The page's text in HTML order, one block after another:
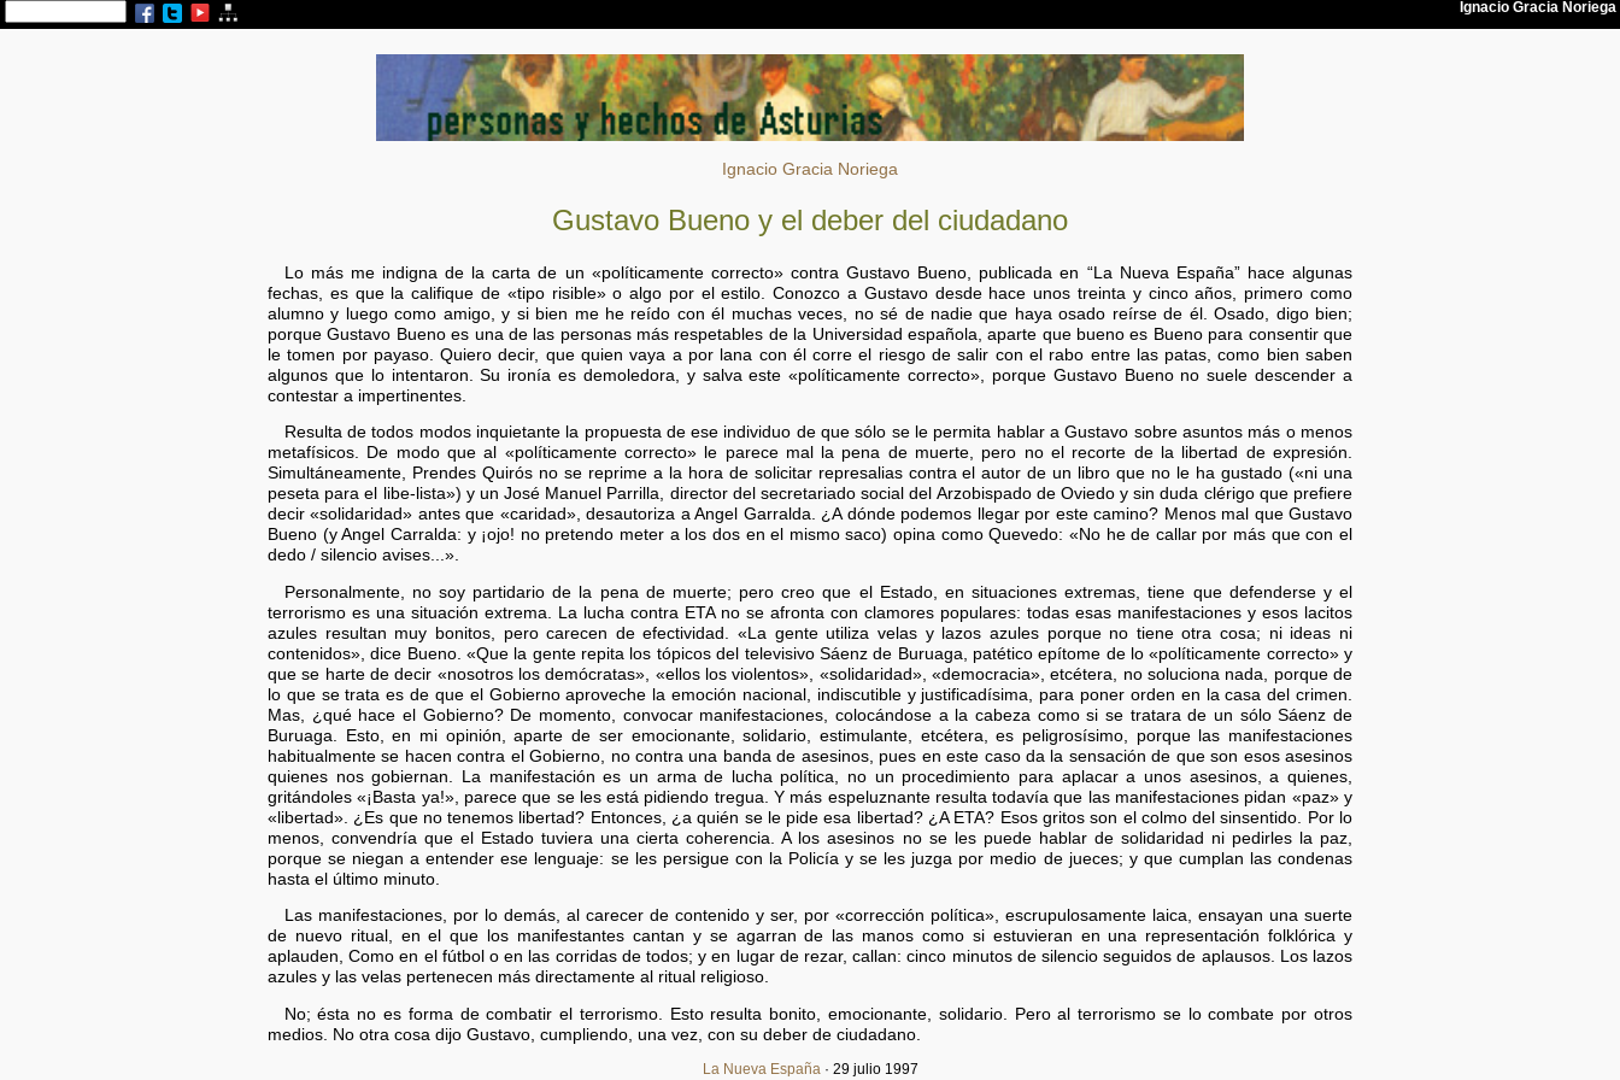
Ignacio Gracia Noriega
Gustavo Bueno y el deber del ciudadano
Lo más me indigna de la carta de un «políticamente correcto» contra Gustavo Bueno, publicada en “La Nueva España” hace algunas
fechas, es que la califique de «tipo risible» o algo por el estilo. Conozco a Gustavo desde hace unos treinta y cinco años, primero como
alumno y luego como amigo, y si bien me he reído con él muchas veces, no sé de nadie que haya osado reírse de él. Osado, digo bien;
porque Gustavo Bueno es una de las personas más respetables de la Universidad española, aparte que bueno es Bueno para consentir que
le tomen por payaso. Quiero decir, que quien vaya a por lana con él corre el riesgo de salir con el rabo entre las patas, como bien saben
algunos que lo intentaron. Su ironía es demoledora, y salva este «políticamente correcto», porque Gustavo Bueno no suele descender a
contestar a impertinentes.
Resulta de todos modos inquietante la propuesta de ese individuo de que sólo se le permita hablar a Gustavo sobre asuntos más o menos
metafísicos. De modo que al «políticamente correcto» le parece mal la pena de muerte, pero no el recorte de la libertad de expresión.
Simultáneamente, Prendes Quirós no se reprime a la hora de solicitar represalias contra el autor de un libro que no le ha gustado («ni una
peseta para el libe-lista») y un José Manuel Parrilla, director del secretariado social del Arzobispado de Oviedo y sin duda clérigo que prefiere
decir «solidaridad» antes que «caridad», desautoriza a Angel Garralda. ¿A dónde podemos llegar por este camino? Menos mal que Gustavo
Bueno (y Angel Carralda: y ¡ojo! no pretendo meter a los dos en el mismo saco) opina como Quevedo: «No he de callar por más que con el
dedo / silencio avises...».
Personalmente, no soy partidario de la pena de muerte; pero creo que el Estado, en situaciones extremas, tiene que defenderse y el
terrorismo es una situación extrema. La lucha contra ETA no se afronta con clamores populares: todas esas manifestaciones y esos lacitos
azules resultan muy bonitos, pero carecen de efectividad. «La gente utiliza velas y lazos azules porque no tiene otra cosa; ni ideas ni
contenidos», dice Bueno. «Que la gente repita los tópicos del televisivo Sáenz de Buruaga, patético epítome de lo «políticamente correcto» y
que se harte de decir «nosotros los demócratas», «ellos los violentos», «solidaridad», «democracia», etcétera, no soluciona nada, porque de
lo que se trata es de que el Gobierno aproveche la emoción nacional, indiscutible y justificadísima, para poner orden en la casa del crimen.
Mas, ¿qué hace el Gobierno? De momento, convocar manifestaciones, colocándose a la cabeza como si se tratara de un sólo Sáenz de
Buruaga. Esto, en mi opinión, aparte de ser emocionante, solidario, estimulante, etcétera, es peligrosísimo, porque las manifestaciones
habitualmente se hacen contra el Gobierno, no contra una banda de asesinos, pues en este caso da la sensación de que son esos asesinos
quienes nos gobiernan. La manifestación es un arma de lucha política, no un procedimiento para aplacar a unos asesinos, a quienes,
gritándoles «¡Basta ya!», parece que se les está pidiendo tregua. Y más espeluznante resulta todavía que las manifestaciones pidan «paz» y
«libertad». ¿Es que no tenemos libertad? Entonces, ¿a quién se le pide esa libertad? ¿A ETA? Esos gritos son el colmo del sinsentido. Por lo
menos, convendría que el Estado tuviera una cierta coherencia. A los asesinos no se les puede hablar de solidaridad ni pedirles la paz,
porque se niegan a entender ese lenguaje: se les persigue con la Policía y se les juzga por medio de jueces; y que cumplan las condenas
hasta el último minuto.
Las manifestaciones, por lo demás, al carecer de contenido y ser, por «corrección política», escrupulosamente laica, ensayan una suerte
de nuevo ritual, en el que los manifestantes cantan y se agarran de las manos como si estuvieran en una representación folklórica y
aplauden, Como en el fútbol o en las corridas de todos; y en lugar de rezar, callan: cinco minutos de silencio seguidos de aplausos. Los lazos
azules y las velas pertenecen más directamente al ritual religioso.
No; ésta no es forma de combatir el terrorismo. Esto resulta bonito, emocionante, solidario. Pero al terrorismo se lo combate por otros
medios. No otra cosa dijo Gustavo, cumpliendo, una vez, con su deber de ciudadano.
La Nueva España · 29 julio 1997